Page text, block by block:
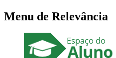
Menu de Relevância